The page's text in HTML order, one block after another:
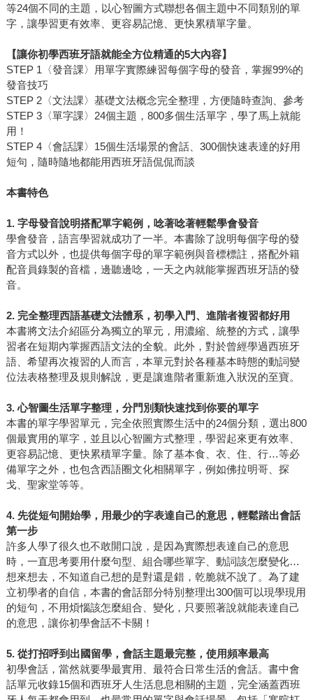
等24個不同的主題，以心智圖方式聯想各個主題中不同類別的單
字，讓學習更有效率、更容易記憶、更快累積單字量。
【讓你初學西班牙語就能全方位精通的5大內容】
STEP 1〈發音課〉用單字實際練習每個字母的發音，掌握99%的
發音技巧
STEP 2〈文法課〉基礎文法概念完全整理，方便隨時查詢、參考
STEP 3〈單字課〉24個主題，800多個生活單字，學了馬上就能
用！
STEP 4〈會話課〉15個生活場景的會話、300個快速表達的好用
短句，隨時隨地都能用西班牙語侃侃而談
本書特色
1. 字母發音說明搭配單字範例，唸著唸著輕鬆學會發音
學會發音，語言學習就成功了一半。本書除了說明每個字母的發
音方式以外，也提供每個字母的單字範例與音標標註，搭配外籍
配音員錄製的音檔，邊聽邊唸，一天之內就能掌握西班牙語的發
音。
2. 完全整理西語基礎文法體系，初學入門、進階者複習都好用
本書將文法介紹區分為獨立的單元，用濃縮、統整的方式，讓學
習者在短期內掌握西語文法的全貌。此外，對於曾經學過西班牙
語、希望再次複習的人而言，本單元對於各種基本時態的動詞變
位法表格整理及規則解說，更是讓進階者重新進入狀況的至寶。
3.心智圖生活單字整理，分門別類快速找到你要的單字
本書的單字學習單元，完全依照實際生活中的24個分類，選出800
個最實用的單字，並且以心智圖方式整理，學習起來更有效率、
更容易記憶、更快累積單字量。除了基本食、衣、住、行…等必
備單字之外，也包含西語圈文化相關單字，例如佛拉明哥、探
戈、聖家堂等等。
4. 先從短句開始學，用最少的字表達自己的意思，輕鬆踏出會話
第一步
許多人學了很久也不敢開口說，是因為實際想表達自己的意思
時，一直思考要用什麼句型、組合哪些單字、動詞該怎麼變化…
想來想去，不知道自己想的是對還是錯，乾脆就不說了。為了建
立初學者的自信，本書的會話部分特別整理出300個可以現學現用
的短句，不用煩惱該怎麼組合、變化，只要照著說就能表達自己
的意思，讓你初學會話不卡關！
5. 從打招呼到出國留學，會話主題最完整，使用頻率最高
初學會話，當然就要學最實用、最符合日常生活的會話。書中會
話單元收錄15個和西班牙人生活息息相關的主題，完全涵蓋西班